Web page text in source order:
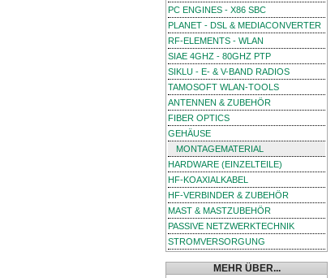
PC ENGINES - X86 SBC
PLANET - DSL & MEDIACONVERTER
RF-ELEMENTS - WLAN
SIAE 4GHZ - 80GHZ PTP
SIKLU - E- & V-BAND RADIOS
TAMOSOFT WLAN-TOOLS
ANTENNEN & ZUBEHÖR
FIBER OPTICS
GEHÄUSE
MONTAGEMATERIAL
HARDWARE (EINZELTEILE)
HF-KOAXIALKABEL
HF-VERBINDER & ZUBEHÖR
MAST & MASTZUBEHÖR
PASSIVE NETZWERKTECHNIK
STROMVERSORGUNG
MEHR ÜBER...